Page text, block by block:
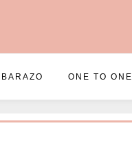
ONE TO ONE